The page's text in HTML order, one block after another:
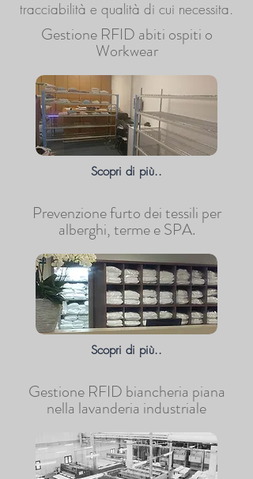
tracciabilità e qualità di cui necessita.
Gestione RFID abiti ospiti o
Workwear
Scopri di più..
Prevenzione furto dei tessili per
alberghi, terme e SPA.
Scopri di più..
Gestione RFID biancheria piana
nella lavanderia industriale